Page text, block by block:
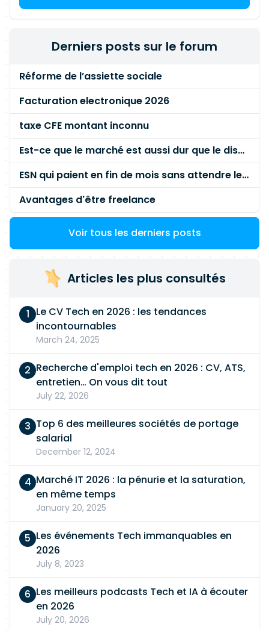
Derniers posts sur le forum
Réforme de l’assiette sociale
Facturation electronique 2026
taxe CFE montant inconnu
Est-ce que le marché est aussi dur que le disent les commerciaux ?
ESN qui paient en fin de mois sans attendre le paiement client ?
Avantages d'être freelance
Voir tous les derniers posts
Articles les plus consultés
Le CV Tech en 2026 : les tendances
incontournables
March 24, 2025
Recherche d'emploi tech en 2026 : CV, ATS,
entretien… On vous dit tout
July 22, 2026
Top 6 des meilleures sociétés de portage
salarial
December 12, 2024
Marché IT 2026 : la pénurie et la saturation,
en même temps
January 20, 2025
Les événements Tech immanquables en
2026
July 8, 2023
Les meilleurs podcasts Tech et IA à écouter
en 2026
July 20, 2026